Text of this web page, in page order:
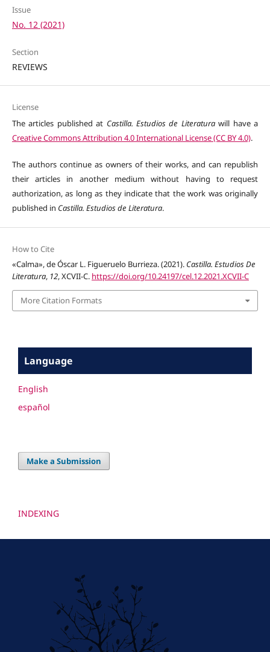
Issue
No. 12 (2021)
Section
REVIEWS
License
The articles published at Castilla. Estudios de Literaturawill have a
Creative Commons Attribution 4.0 International License (CC BY 4.0).
The authors continue as owners of their works, and can republish
their articles in another medium without having to request
authorization, as long as they indicate that the work was originally
published in Castilla. Estudios de Literatura.
How to Cite
«Calma», de Óscar L. Figueruelo Burrieza. (2021). Castilla. Estudios De
Literatura, 12, XCVII-C. https://doi.org/10.24197/cel.12.2021.XCVII-C
More Citation Formats
Language
English
español
Make a Submission
INDEXING